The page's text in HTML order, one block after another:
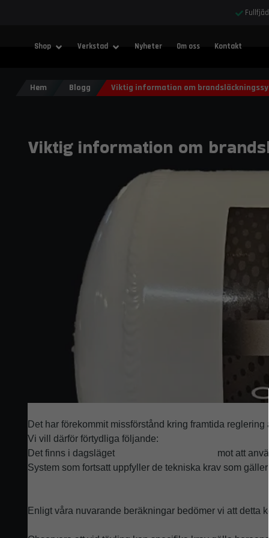
Shop Verkstad Nyheter Om oss Kontakt
Hem Blogg Viktig information om
Viktig information om
Det har förekommit missförstånd kring framtida
Vi vill därför förtydliga följande:
Det finns i dagsläget
mot att
System som fortsatt uppfyller de tekniska krav som
Enligt våra nuvarande beräkningar bedömer vi att detta